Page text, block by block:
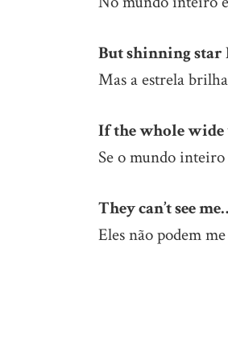
But shinning star
Mas a estrela
If the whole
Se o mundo
They can’t see
Eles não podem